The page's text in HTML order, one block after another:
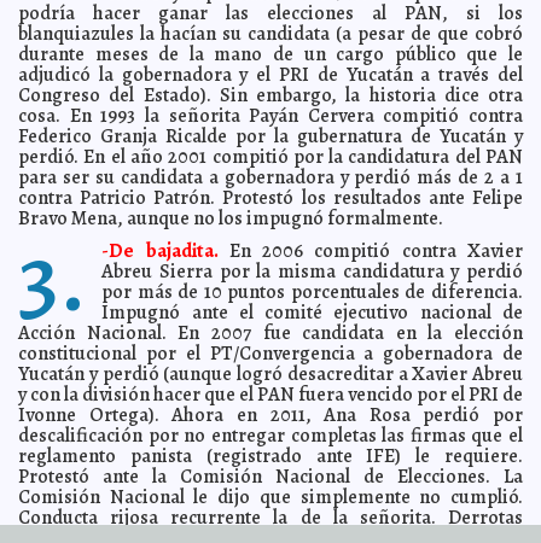
2012-01-22 17:15:54 Renán Barrera: Candidato del PAN para Mérida A7
2012-01-22 11:29:18 Nigeria: secta islamista mata a más de 160 personas A7
2012-01-22 11:25:22 Periódico argentino se burla de judíos víctimas de los
nazis A7
2012-01-22 11:22:05 Cocodrilo devora a niña A7
2012-01-22 11:18:30 Crece Newt Gingrich A7
2012-01-22 11:08:59 Sale a relucir racismo de republicano Mitt Romney A7
2012-01-21 15:57:21 Le bloquean su facebook porque dijo que Clinton es 'el
eslabón perdido entre las aves carroñeras y la especie humana' A7
2012-01-21 13:03:14 Suspenden experimentos con cepas mutantes de gripe
aviar A7
2012-01-21 12:59:04 Esperan vender cuadro de Francis Bacon en 28
millones de dólares A7
2012-01-21 12:55:36 Confirman que régimen de Gadafi tenía armas
químicas no declaradas A7
2012-01-21 12:53:29 Republicano Mitt Romney ofrece un muro en la frontera
A7
2012-01-21 12:51:11 Misterioso diálogo Kissinger-Putin
2012-01-21 12:47:26 'Basura las declaraciones de mi ex': Gingrich (vídeo) A7
2012-01-21 11:34:15 "Motul seguirá siendo azul": Vicente Euán Andueza
podría hacer ganar las elecciones al PAN, si los
blanquiazules la hacían su candidata (a pesar de que cobró
durante meses de la mano de un cargo público que le
adjudicó la gobernadora y el PRI de Yucatán a través del
Congreso del Estado). Sin embargo, la historia dice otra
cosa. En 1993 la señorita Payán Cervera compitió contra
Federico Granja Ricalde por la gubernatura de Yucatán y
perdió. En el año 2001 compitió por la candidatura del PAN
para ser su candidata a gobernadora y perdió más de 2 a 1
contra Patricio Patrón. Protestó los resultados ante Felipe
Bravo Mena, aunque no los impugnó formalmente.
3. -De bajadita.En 2006 compitió contra Xavier
Abreu Sierra por la misma candidatura y perdió
por más de 10 puntos porcentuales de diferencia.
Impugnó ante el comité ejecutivo nacional de
Acción Nacional. En 2007 fue candidata en la elección
constitucional por el PT/Convergencia a gobernadora de
Yucatán y perdió (aunque logró desacreditar a Xavier Abreu
y con la división hacer que el PAN fuera vencido por el PRI de
Ivonne Ortega). Ahora en 2011, Ana Rosa perdió por
descalificación por no entregar completas las firmas que el
reglamento panista (registrado ante IFE) le requiere.
Protestó ante la Comisión Nacional de Elecciones. La
Comisión Nacional le dijo que simplemente no cumplió.
Conducta rijosa recurrente la de la señorita. Derrotas